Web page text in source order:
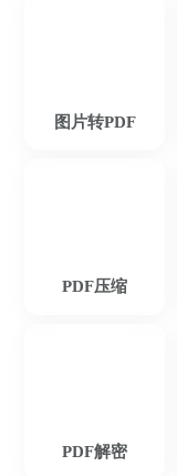
图片转PDF
PDF压缩
PDF解密
菜菜菜心
迟迟语0_o